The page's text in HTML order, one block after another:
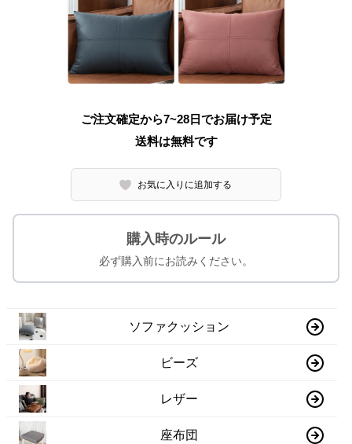
ご注文確定から7~28日でお届け予定
送料は無料です
お気に入りに追加する
購入時のルール
必ず購入前にお読みください。
ソファクッション
ビーズ
レザー
座布団